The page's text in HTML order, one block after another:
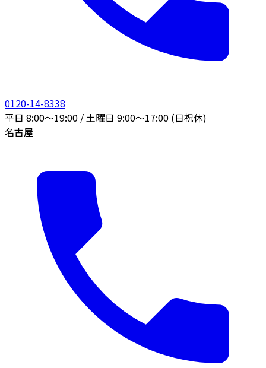
0120-14-8338
平日 8:00〜19:00 / 土曜日 9:00〜17:00 (日祝休)
名古屋